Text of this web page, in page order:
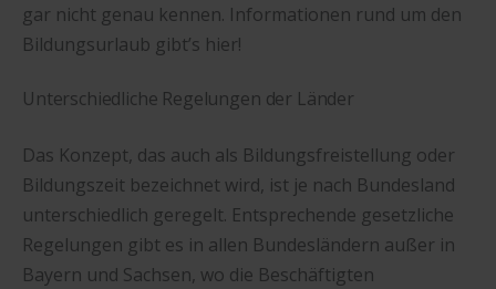
gar nicht genau kennen. Informationen rund um den
Bildungsurlaub gibt’s hier!
Unterschiedliche Regelungen der Länder
Das Konzept, das auch als Bildungsfreistellung oder
Bildungszeit bezeichnet wird, ist je nach Bundesland
unterschiedlich geregelt. Entsprechende gesetzliche
Regelungen gibt es in allen Bundesländern außer in
Bayern und Sachsen, wo die Beschäftigten